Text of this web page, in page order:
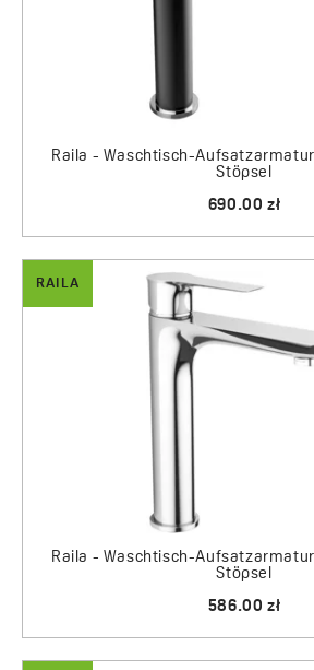
Raila - Waschtisch-
Stöpsel
690.00 zł
RAILA
Raila - Waschtisch-
Stöpsel
586.00 zł